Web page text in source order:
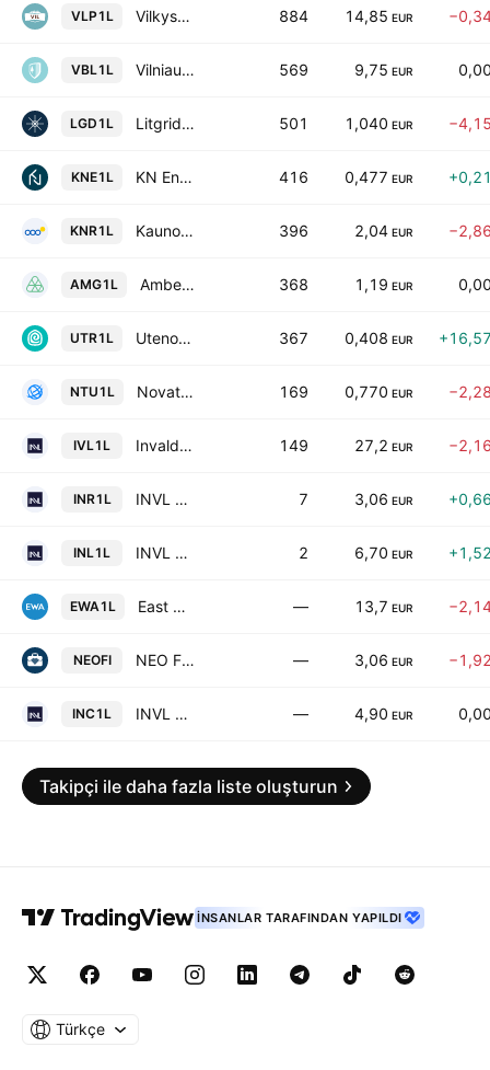
VLP1L Vilkyskiu Pienine AB 884 14,85 EUR
VBL1L Vilniaus Baldai AB 569 9,75 EUR
LGD1L Litgrid AB 501 1,040 EUR
KNE1L KN Energies AB 416 0,477 EUR
KNR1L Kauno Energija AB 396 2,04 EUR
AMG1L Amber Grid AB 368 1,19 EUR
UTR1L Utenos Trikotazas AB 367 0,408 EUR
NTU1L Novaturas AB 169 0,770 EUR
IVL1L Invalda INVL AB 149 27,2 EUR
INR1L INVL Baltic Real Estate UTIB EUR 7 3,06 EUR
INL1L INVL Baltic Farmland AB 2 6,70 EUR
EWA1L East West Agro AB — 13,7 EUR
NEOFI NEO Finance AB — 3,06 EUR
INC1L INVL Technology — 4,90 EUR
Takipçi ile daha fazla liste oluşturun
İNSANLAR TARAFINDAN YAPILDI
Türkçe